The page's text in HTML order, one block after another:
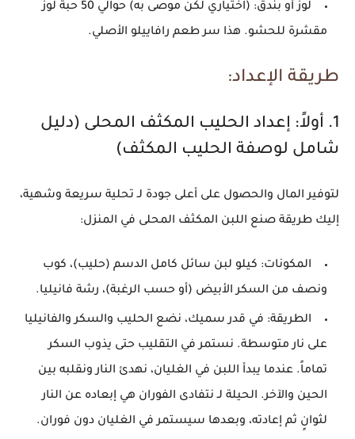
لوز أو بندق: (اختياري لكن موصى به) حوالي 50 حبة لوز
مقشرة للحشو. هذا سر طعم رافاييلو الأصلي.
طريقة الإعداد:
1. أولاً: إعداد الحليب المكثف المحلى (دليل
شامل لوصفة الحليب المكثف)
لتوفير المال والحصول على أعلى جودة لـ تحلية سريعة وشهية،
إليك طريقة صنع اللبن المكثف المحلى في المنزل:
المكونات: كيلو لبن سائل كامل الدسم (حليب)، كوب
ونصف من السكر الأبيض (أو حسب الرغبة)، رشة فانيليا.
الطريقة: في قدر سميك، نضع الحليب والسكر والفانيليا
على نار متوسطة. نستمر في التقليب حتى يذوب السكر
تماماً. عندما يبدأ اللبن في الغليان، نهدئ النار ونقلبه بين
الحين والآخر. الحيلة لـ نتفادى الفوران هي إبعاده عن النار
لثوانٍ ثم إعادته، وبعدها سيستمر في الغليان دون فوران.